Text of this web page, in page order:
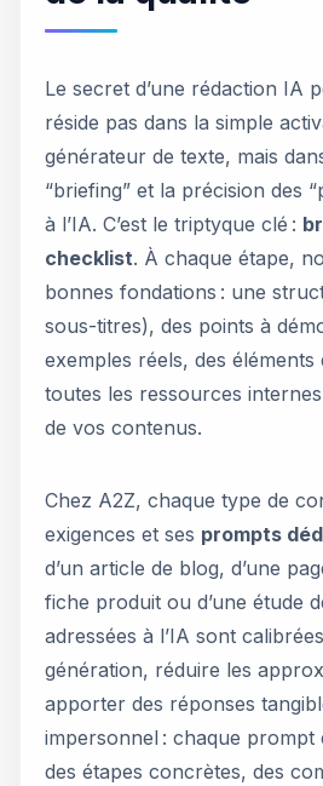
Le secret d’une rédaction IA
réside pas dans la simple
générateur de texte, mais
“briefing” et la précision des
à l’IA. C’est le triptyque clé :
checklist. À chaque étape,
bonnes fondations : une
sous-titres), des points à
exemples réels, des
toutes les ressources
de vos contenus.
Chez A2Z, chaque type de
exigences et ses prompts
d’un article de blog, d’une
fiche produit ou d’une étude
adressées à l’IA sont
génération, réduire les
apporter des réponses
impersonnel : chaque prompt
des étapes concrètes, des